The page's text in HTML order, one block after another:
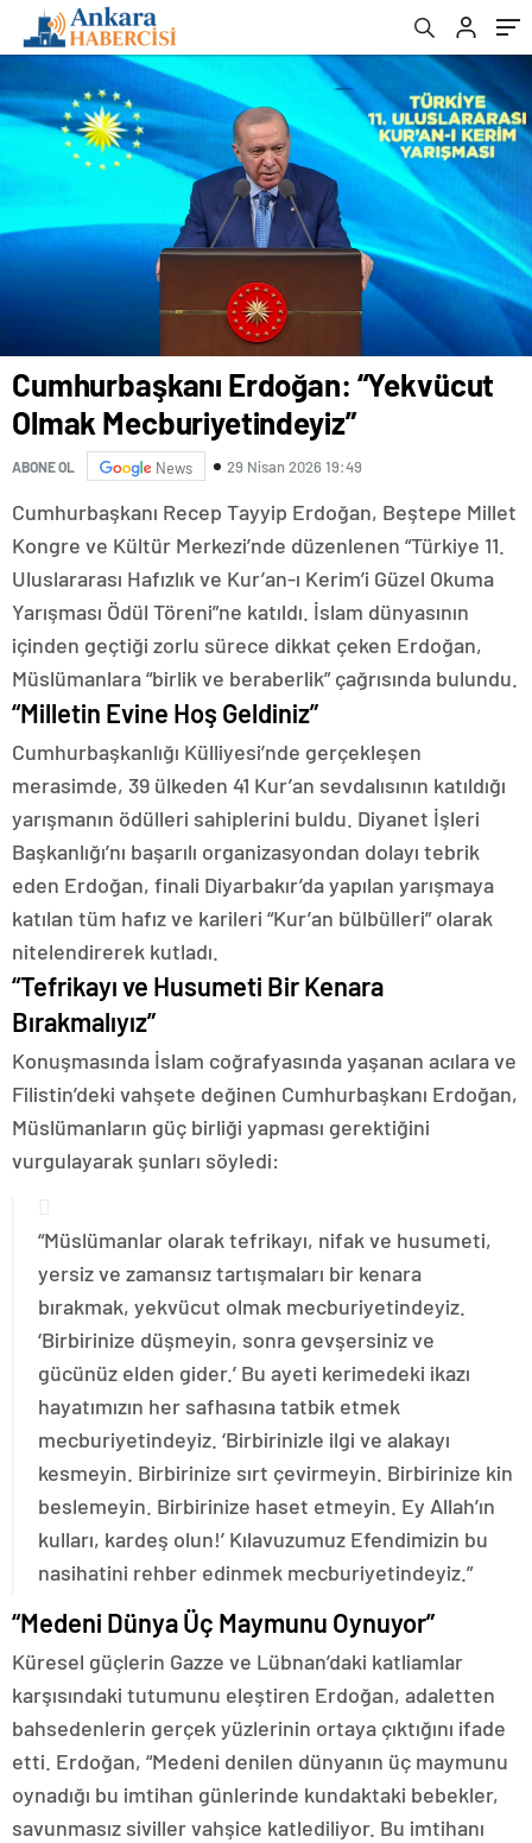
Cumhurbaşkanı Erdoğan: “Yekvücut
Olmak Mecburiyetindeyiz”
ABONE OL News 29 Nisan 2026 19:49
Cumhurbaşkanı Recep Tayyip Erdoğan, Beştepe Millet
Kongre ve Kültür Merkezi’nde düzenlenen “Türkiye 11.
Uluslararası Hafızlık ve Kur’an-ı Kerim’i Güzel Okuma
Yarışması Ödül Töreni”ne katıldı. İslam dünyasının
içinden geçtiği zorlu sürece dikkat çeken Erdoğan,
Müslümanlara “birlik ve beraberlik” çağrısında bulundu.
“Milletin Evine Hoş Geldiniz”
Cumhurbaşkanlığı Külliyesi’nde gerçekleşen
merasimde, 39 ülkeden 41 Kur’an sevdalısının katıldığı
yarışmanın ödülleri sahiplerini buldu. Diyanet İşleri
Başkanlığı’nı başarılı organizasyondan dolayı tebrik
eden Erdoğan, finali Diyarbakır’da yapılan yarışmaya
katılan tüm hafız ve karileri “Kur’an bülbülleri” olarak
nitelendirerek kutladı.
“Tefrikayı ve Husumeti Bir Kenara
Bırakmalıyız”
Konuşmasında İslam coğrafyasında yaşanan acılara ve
Filistin’deki vahşete değinen Cumhurbaşkanı Erdoğan,
Müslümanların güç birliği yapması gerektiğini
vurgulayarak şunları söyledi:
“Müslümanlar olarak tefrikayı, nifak ve husumeti,
yersiz ve zamansız tartışmaları bir kenara
bırakmak, yekvücut olmak mecburiyetindeyiz.
‘Birbirinize düşmeyin, sonra gevşersiniz ve
gücünüz elden gider.’ Bu ayeti kerimedeki ikazı
hayatımızın her safhasına tatbik etmek
mecburiyetindeyiz. ‘Birbirinizle ilgi ve alakayı
kesmeyin. Birbirinize sırt çevirmeyin. Birbirinize kin
beslemeyin. Birbirinize haset etmeyin. Ey Allah’ın
kulları, kardeş olun!’ Kılavuzumuz Efendimizin bu
nasihatini rehber edinmek mecburiyetindeyiz.”
“Medeni Dünya Üç Maymunu Oynuyor”
Küresel güçlerin Gazze ve Lübnan’daki katliamlar
karşısındaki tutumunu eleştiren Erdoğan, adaletten
bahsedenlerin gerçek yüzlerinin ortaya çıktığını ifade
etti. Erdoğan, “Medeni denilen dünyanın üç maymunu
oynadığı bu imtihan günlerinde kundaktaki bebekler,
savunmasız siviller vahşice katlediliyor. Bu imtihanı